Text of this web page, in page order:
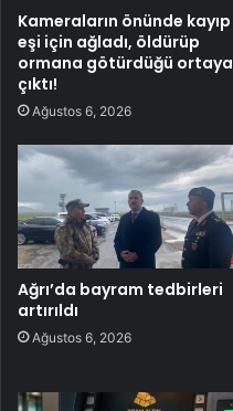
Kameraların önünde kayıp
eşi için ağladı, öldürüp
ormana götürdüğü ortaya
çıktı!
Ağustos 6, 2026
Ağrı’da bayram tedbirleri
artırıldı
Ağustos 6, 2026